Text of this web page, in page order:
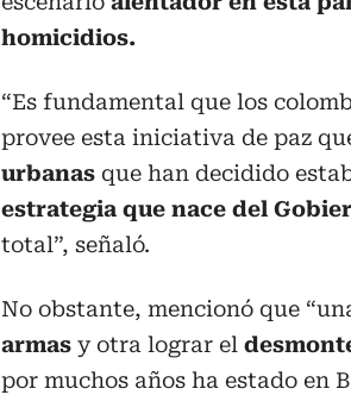
homicidios.
“Es fundamental que los
provee esta iniciativa de paz
urbanas que han decidido
estrategia que nace del
total”, señaló.
No obstante, mencionó que
armas y otra lograr el
por muchos años ha estado en